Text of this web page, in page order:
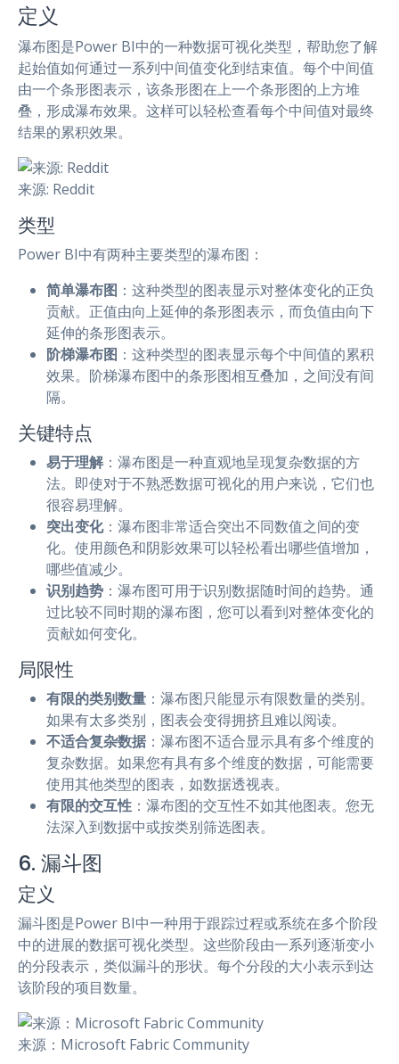
定义
瀑布图是Power BI中的一种数据可视化类型，帮助您了解
起始值如何通过一系列中间值变化到结束值。每个中间值
由一个条形图表示，该条形图在上一个条形图的上方堆
叠，形成瀑布效果。这样可以轻松查看每个中间值对最终
结果的累积效果。
来源: Reddit
类型
Power BI中有两种主要类型的瀑布图：
简单瀑布图 ：这种类型的图表显示对整体变化的正负
贡献。正值由向上延伸的条形图表示，而负值由向下
延伸的条形图表示。
阶梯瀑布图 ：这种类型的图表显示每个中间值的累积
效果。阶梯瀑布图中的条形图相互叠加，之间没有间
隔。
关键特点
易于理解：瀑布图是一种直观地呈现复杂数据的方
法。即使对于不熟悉数据可视化的用户来说，它们也
很容易理解。
突出变化：瀑布图非常适合突出不同数值之间的变
化。使用颜色和阴影效果可以轻松看出哪些值增加，
哪些值减少。
识别趋势 ：瀑布图可用于识别数据随时间的趋势。通
过比较不同时期的瀑布图，您可以看到对整体变化的
贡献如何变化。
局限性
有限的类别数量 ：瀑布图只能显示有限数量的类别。
如果有太多类别，图表会变得拥挤且难以阅读。
不适合复杂数据 ：瀑布图不适合显示具有多个维度的
复杂数据。如果您有具有多个维度的数据，可能需要
使用其他类型的图表，如数据透视表。
有限的交互性 ：瀑布图的交互性不如其他图表。您无
法深入到数据中或按类别筛选图表。
6. 漏斗图
定义
漏斗图是Power BI中一种用于跟踪过程或系统在多个阶段
中的进展的数据可视化类型。这些阶段由一系列逐渐变小
的分段表示，类似漏斗的形状。每个分段的大小表示到达
该阶段的项目数量。
来源：Microsoft Fabric Community